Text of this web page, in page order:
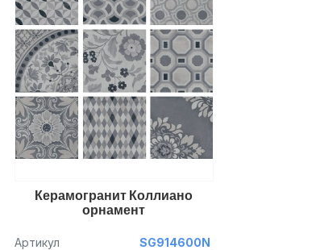
Керамогранит Коллиано
орнамент
Артикул
SG914600N